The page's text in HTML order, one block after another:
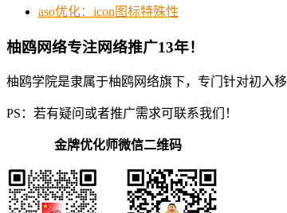
aso优化：icon图标特殊性
柚鸥网络专注网络推广13年！
柚鸥学院是隶属于柚鸥网络旗下，专门针对初入
PS：若有疑问或者推广需求可联系我们！
金牌优化师微信二维码